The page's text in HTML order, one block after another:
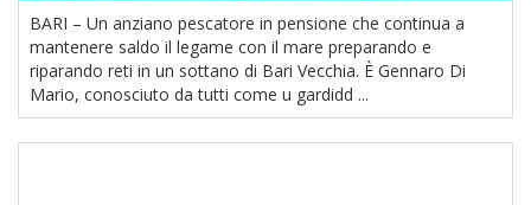
BARI – Un anziano pescatore in pensione che continua a
mantenere saldo il legame con il mare preparando e
riparando reti in un sottano di Bari Vecchia. È Gennaro Di
Mario, conosciuto da tutti come u gardidd ...